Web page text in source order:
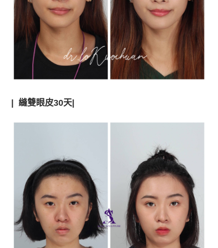
|縫雙眼皮30天|